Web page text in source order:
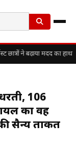
ने बढ़ाया मदद का हाथ
106
का वह
सैन्य ताकत